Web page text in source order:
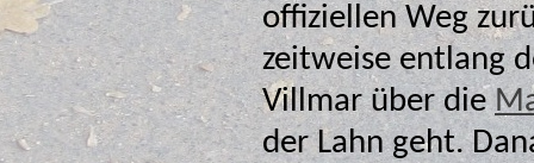
offiziellen Weg
zeitweise entlang
Villmar über die
der Lahn geht. Danach geht es